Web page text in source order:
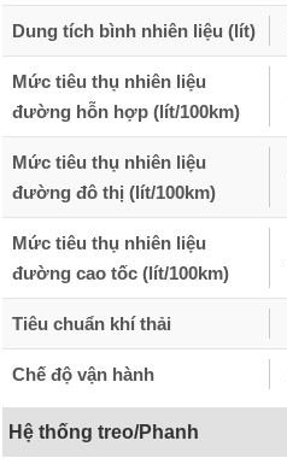
Dung tích bình nhiên liệu (lít)
Mức tiêu thụ nhiên liệu
đường hỗn hợp (lít/100km)
Mức tiêu thụ nhiên liệu
đường đô thị (lít/100km)
Mức tiêu thụ nhiên liệu
đường cao tốc (lít/100km)
Tiêu chuẩn khí thải
Chế độ vận hành
Hệ thống treo/Phanh